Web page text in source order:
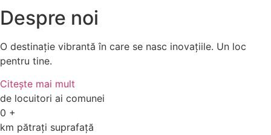
Despre noi
O destinație vibrantă în care se nasc inovațiile. Un loc
pentru tine.
Citește mai mult
de locuitori ai comunei
0 +
km pătrați suprafață